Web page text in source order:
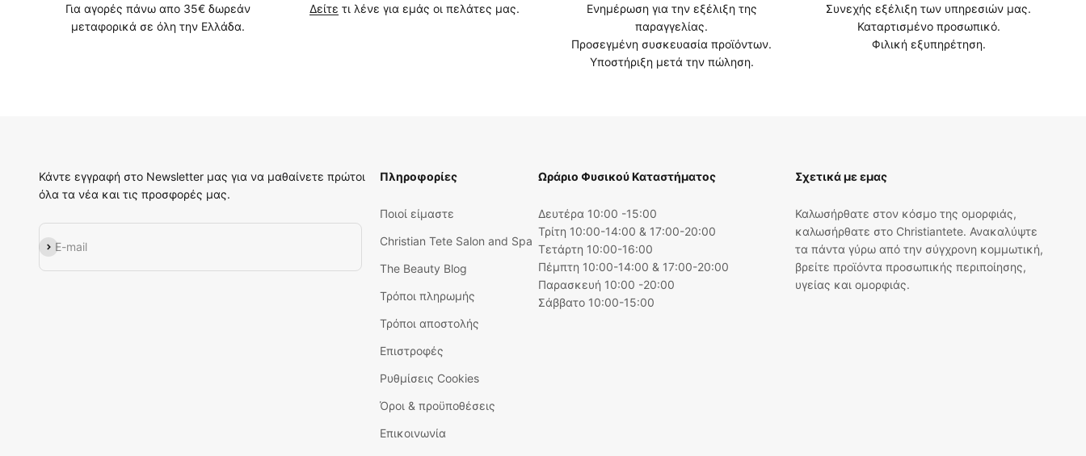
Για αγορές πάνω απο 35€ δωρεάν
μεταφορικά σε όλη την Ελλάδα.
Δείτε τι λένε για εμάς οι πελάτες μας.
Ενημέρωση για την εξέλιξη της
παραγγελίας.
Προσεγμένη συσκευασία προϊόντων.
Υποστήριξη μετά την πώληση.
Συνεχής εξέλιξη των υπηρεσιών μας.
Καταρτισμένο προσωπικό.
Φιλική εξυπηρέτηση.
Κάντε εγγραφή στο Newsletter μας για να μαθαίνετε πρώτοι
όλα τα νέα και τις προσφορές μας.
E-mail
Εγγραφή
Πληροφορίες
Ποιοί είμαστε
Christian Tete Salon and Spa
The Beauty Blog
Τρόποι πληρωμής
Τρόποι αποστολής
Επιστροφές
Ρυθμίσεις Cookies
Όροι & προϋποθέσεις
Επικοινωνία
Ωράριο Φυσικού Καταστήματος
Δευτέρα 10:00 -15:00
Τρίτη 10:00-14:00 & 17:00-20:00
Τετάρτη 10:00-16:00
Πέμπτη 10:00-14:00 & 17:00-20:00
Παρασκευή 10:00 -20:00
Σάββατο 10:00-15:00
Σχετικά με εμας
Καλωσήρθατε στον κόσμο της ομορφιάς,
καλωσήρθατε στο Christiantete. Ανακαλύψτε
τα πάντα γύρω από την σύγχρονη κομμωτική,
βρείτε προϊόντα προσωπικής περιποίησης,
υγείας και ομορφιάς.